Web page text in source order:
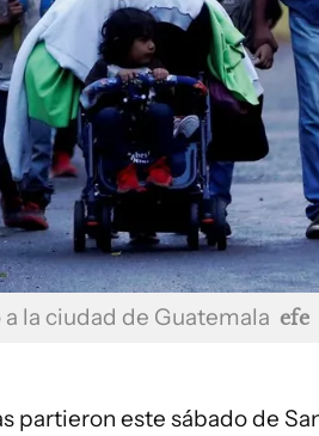
la ciudad de Guatemala efe
partieron este sábado de